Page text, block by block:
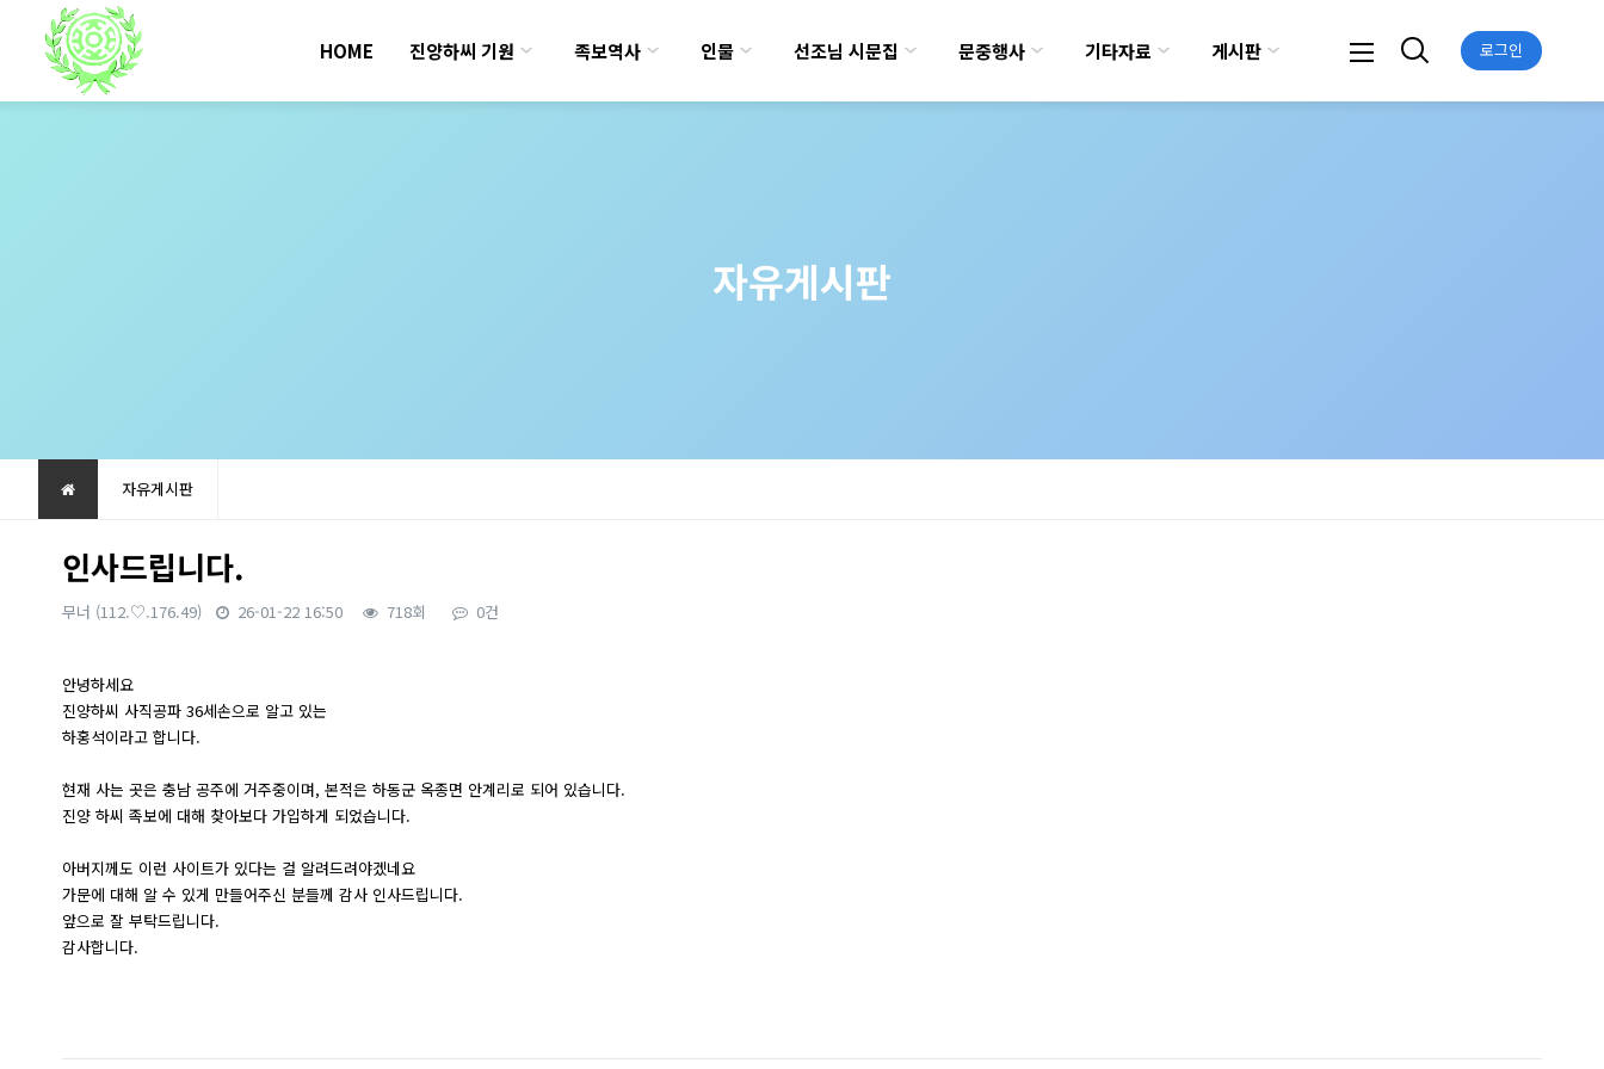
로그인
HOME 진양하씨 기원 족보역사 인물 선조님 시문집 문중행사 기타자료 게시판
자유게시판
자유게시판
인사드립니다.
무너 (112.♡.176.49) 26-01-22 16:50 718회 0건
안녕하세요
진양하씨 사직공파 36세손으로 알고 있는
하홍석이라고 합니다.
현재 사는 곳은 충남 공주에 거주중이며, 본적은 하동군 옥종면 안계리로 되어 있습니다.
진양 하씨 족보에 대해 찾아보다 가입하게 되었습니다.
아버지께도 이런 사이트가 있다는 걸 알려드려야겠네요
가문에 대해 알 수 있게 만들어주신 분들께 감사 인사드립니다.
앞으로 잘 부탁드립니다.
감사합니다.